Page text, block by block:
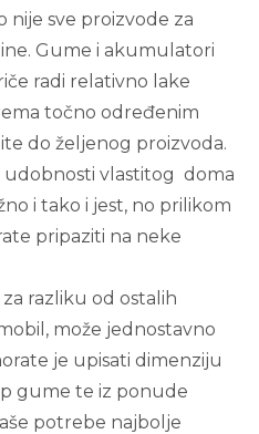
sve proizvode za
Gume i akumulatori
radi relativno lake
točno određenim
do željenog proizvoda.
vlastitog doma
i tako i jest, no prilikom
pripaziti na neke
razliku od ostalih
može jednostavno
je upisati dimenziju
gume te iz ponude
potrebe najbolje